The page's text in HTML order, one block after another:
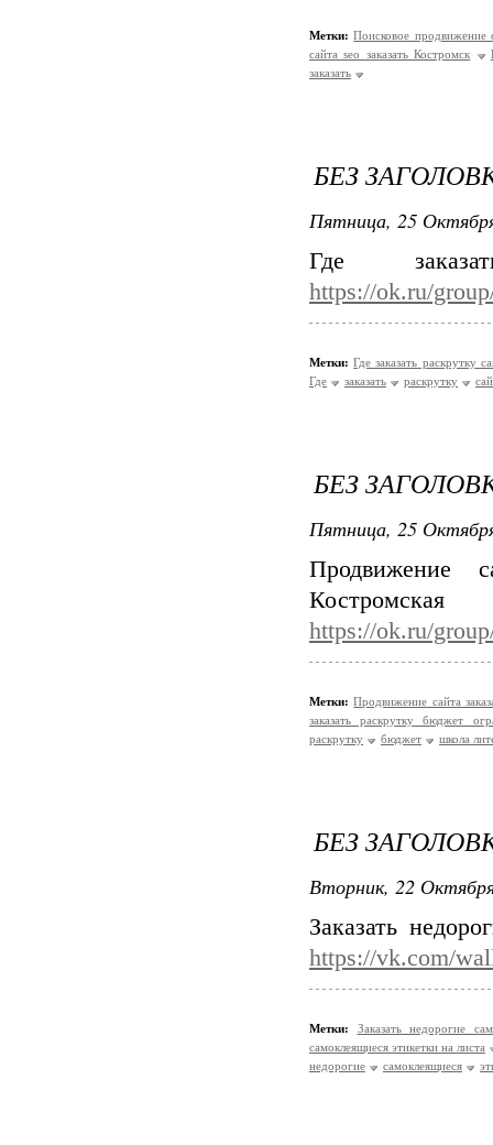
Метки: Поисковое продвижение
сайта seo заказать Костромск
заказать
БЕЗ
Пятница, 25
Где
https://ok.ru/
Метки: Где заказать раскрутку
Где
заказать раскрутку
БЕЗ
Пятница, 25
Продвижение
https://ok.ru/
Метки: Продвижение сайта
заказать раскрутку бюджет
раскрутку
бюджет школа
БЕЗ
Вторник, 22
Заказать
https://vk.com/
Метки:
Заказать недорогие
самоклеящиеся этикетки на листа
недорогие
самоклеящиеся